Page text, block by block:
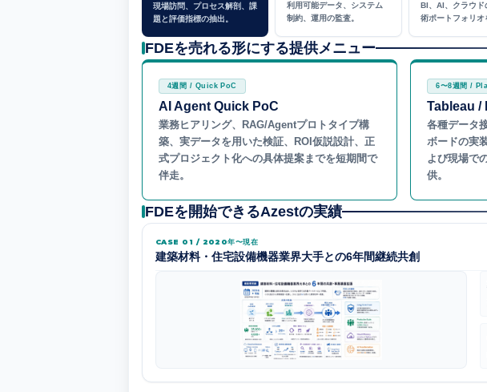
現場訪問、プロセス解剖、課
題と評価指標の抽出。
利用可能データ、システム
制約、運用の監査。
BI、AI、クラウド
術ポートフォリオ
FDEを売れる形にする提供メニュー
4週間 / Quick PoC
AI Agent Quick PoC
業務ヒアリング、RAG/Agentプロトタイプ構
築、実データを用いた検証、ROI仮説設計、正
式プロジェクト化への具体提案までを短期間で
伴走。
6〜8週間 /
Tableau /
各種データ
ボードの実
よび現場で
供。
FDEを開始できるAzestの実績
CASE 01 / 2020年〜現在
建築材料・住宅設備機器業界大手との6年間継続共創